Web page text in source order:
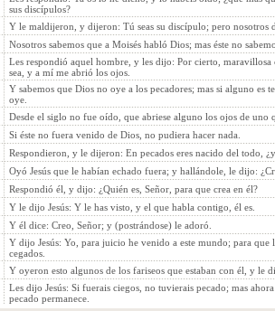
sus discípulos?
Y le maldijeron, y dijeron: Tú seas su discípulo; pero nosotros
Nosotros sabemos que a Moisés habló Dios; mas éste no
Les respondió aquel hombre, y les dijo: Por cierto, maravillosa
sea, y a mí me abrió los ojos.
Y sabemos que Dios no oye a los pecadores; mas si alguno es
oye.
Desde el siglo no fue oído, que abriese alguno los ojos de uno
Si éste no fuera venido de Dios, no pudiera hacer nada.
Respondieron, y le dijeron: En pecados eres nacido del todo,
Oyó Jesús que le habían echado fuera; y hallándole, le dijo:
Respondió él, y dijo: ¿Quién es, Señor, para que crea en él?
Y le dijo Jesús: Y le has visto, y el que habla contigo, él es.
Y él dice: Creo, Señor; y (postrándose) le adoró.
Y dijo Jesús: Yo, para juicio he venido a este mundo; para que
cegados.
Y oyeron esto algunos de los fariseos que estaban con él, y le
Les dijo Jesús: Si fuerais ciegos, no tuvierais pecado; mas
pecado permanece.